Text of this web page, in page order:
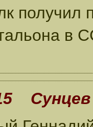
получил
в